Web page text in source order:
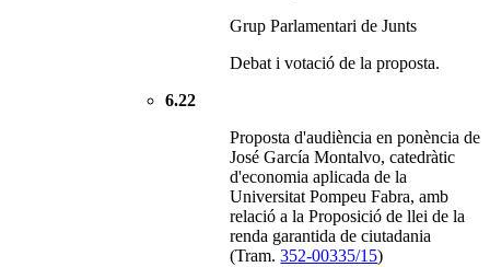
Grup Parlamentari de Junts
Debat i votació de la proposta.
6.22
Proposta d'audiència en ponència de
José García Montalvo, catedràtic
d'economia aplicada de la
Universitat Pompeu Fabra, amb
relació a la Proposició de llei de la
renda garantida de ciutadania
(Tram.352-00335/15)